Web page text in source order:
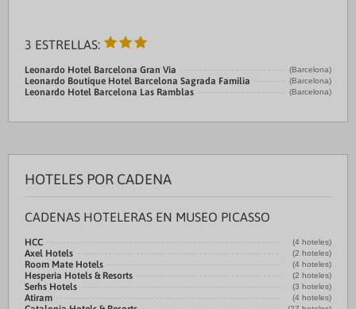
3 ESTRELLAS:
Leonardo Hotel Barcelona Gran Via (Barcelona)
Leonardo Boutique Hotel Barcelona Sagrada Familia (Barcelona)
Leonardo Hotel Barcelona Las Ramblas (Barcelona)
HOTELES POR CADENA
CADENAS HOTELERAS EN MUSEO PICASSO
HCC (4 hoteles)
Axel Hotels (2 hoteles)
Room Mate Hotels (4 hoteles)
Hesperia Hotels & Resorts (2 hoteles)
Serhs Hotels (3 hoteles)
Atiram (4 hoteles)